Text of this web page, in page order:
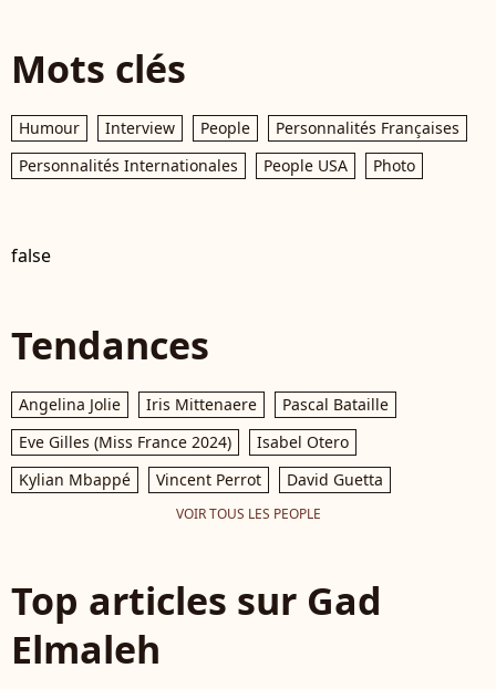
Mots clés
Humour Interview People
Personnalités Françaises
Personnalités Internationales
People USA Photo
false
Tendances
Angelina Jolie Iris Mittenaere
Pascal Bataille
Eve Gilles (Miss France 2024)
Isabel Otero
Kylian Mbappé
Vincent Perrot David Guetta
VOIR TOUS LES PEOPLE
Top articles sur Gad
Elmaleh